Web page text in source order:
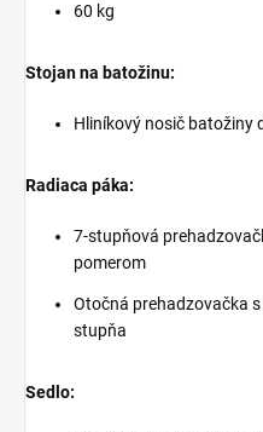
60 kg
Stojan na batožinu:
Hliníkový nosič batožiny
Radiaca páka:
7-stupňová
pomerom
Otočná prehadzovačka
stupňa
Sedlo: